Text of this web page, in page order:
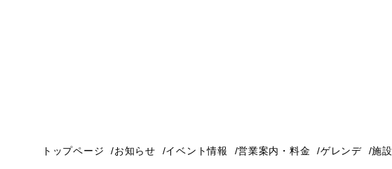
トップページ お知らせ イベント情報 営業案内・料金 ゲレンデ 施設